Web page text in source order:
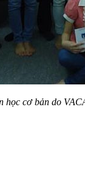
học cơ bản do